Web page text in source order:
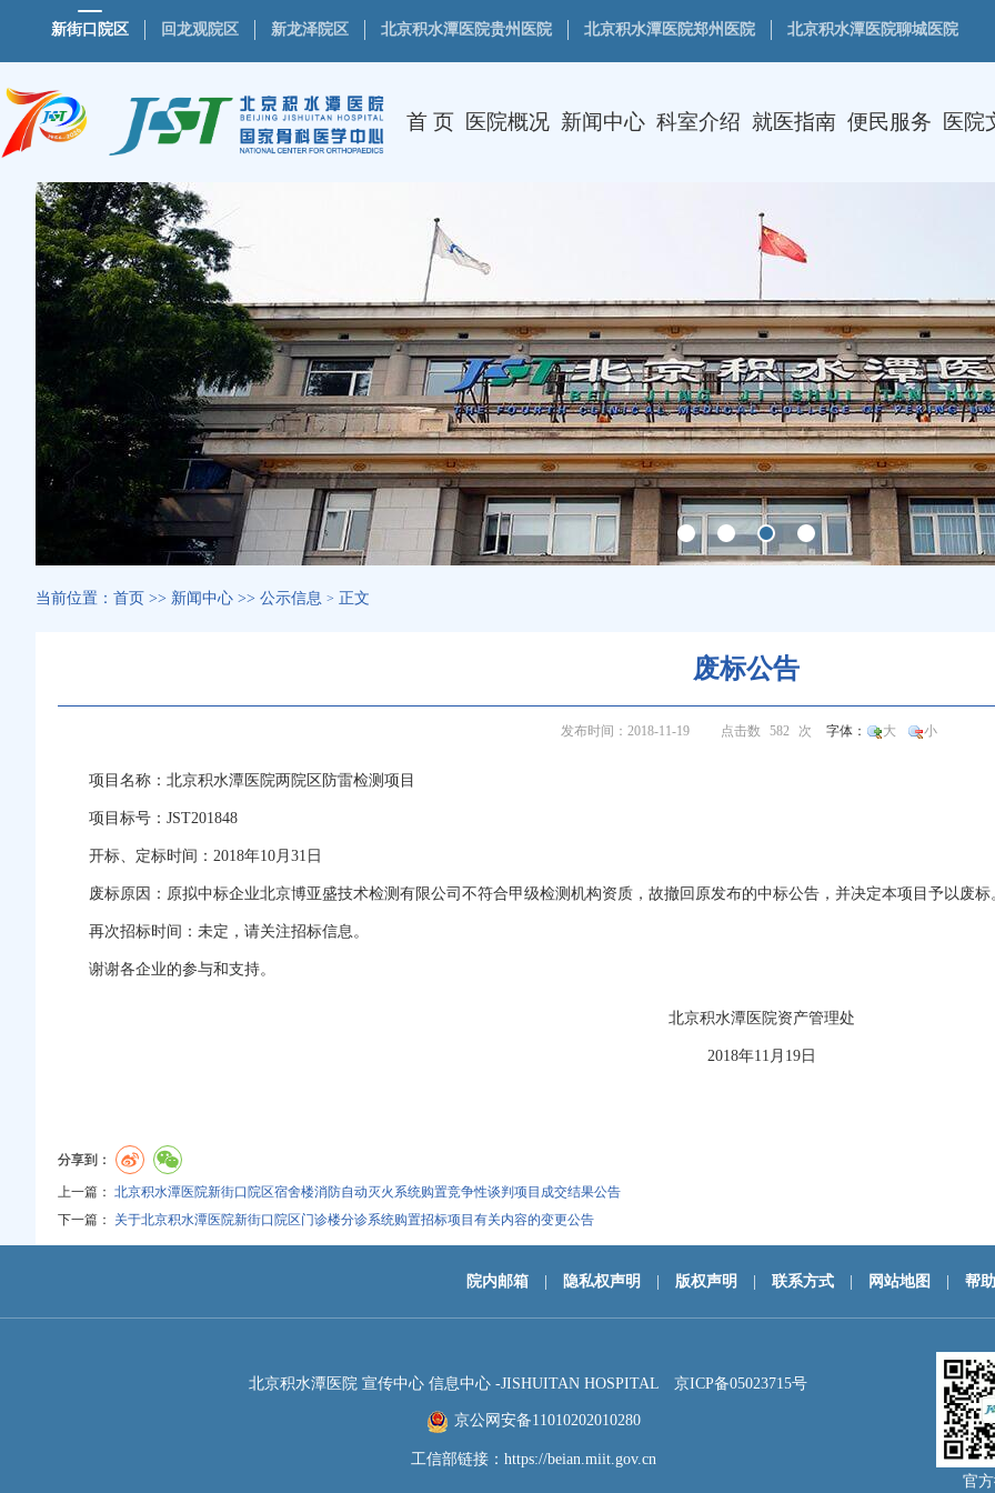
新街口院区 回龙观院区 新龙泽院区 北京积水潭医院贵州医院 北京积水潭医院郑州医院 北京积水潭医院聊城医院
首 页 医院概况 新闻中心 科室介绍 就医指南 便民服务 医院
当前位置： 首页 >> 新闻中心 >> 公示信息 > 正文
废标公告
发布时间：2018-11-19 点击数 582 次 字体： 大 小
项目名称：北京积水潭医院两院区防雷检测项目
项目标号：JST201848
开标、定标时间：2018年10月31日
废标原因：原拟中标企业北京博亚盛技术检测有限公司不符合甲级检测机构资质，故撤回原发布的中标公告，并决定本项目予以废标
再次招标时间：未定，请关注招标信息。
谢谢各企业的参与和支持。
北京积水潭医院资产管理处
2018年11月19日
分享到：
上一篇： 北京积水潭医院新街口院区宿舍楼消防自动灭火系统购置竞争性谈判项目成交结果公告
下一篇：
关于北京积水潭医院新街口院区门诊楼分诊系统购置招标项目有关内容的变更公告
院内邮箱 隐私权声明 版权声明 联系方式 网站地图 帮
北京积水潭医院 宣传中心 信息中心 -JISHUITAN HOSPITAL 京ICP备05023715号
京公网安备11010202010280
工信部链接： https://beian.miit.gov.cn
官